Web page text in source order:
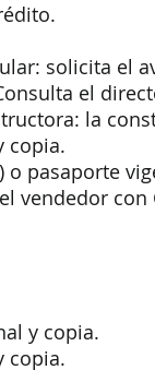
solicita el
el
la
copia.
o pasaporte
vendedor con
y copia.
copia.